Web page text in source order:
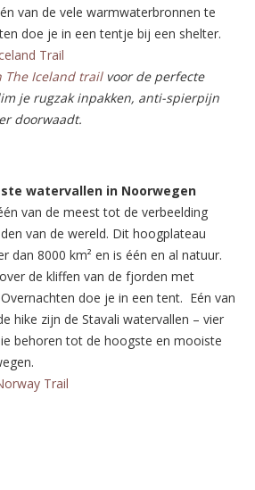
van de vele warmwaterbronnen te
doe je in een tentje bij een shelter.
Trail
The Iceland trailvoor de perfecte
je rugzak inpakken, anti-spierpijn
doorwaadt.
watervallen in Noorwegen
van de meest tot de verbeelding
van de wereld. Dit hoogplateau
dan 8000 km² en is één en al natuur.
de kliffen van de fjorden met
doe je in een tent. Eén van
hike zijn de Stavali watervallen – vier
behoren tot de hoogste en mooiste
Trail